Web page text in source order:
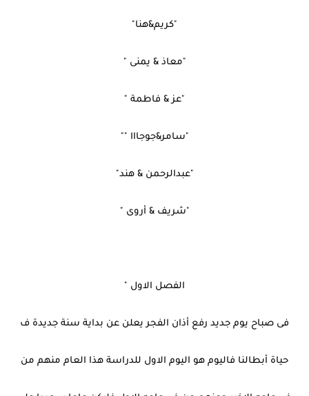
"كريم&هنا"
"معاذ & يمنى "
"عز & فاطمة "
"سامر&جوجااا ""
"عبدالرحمن & هند"
"شريف & أروى "
الفصل الاول "
فى صباح يوم جديد رفع أذان الفجر يعلن عن بداية سنة جديدة ف
حياة أبطالنا فاليوم هو اليوم الاول للدراسة هذا العام منهم من